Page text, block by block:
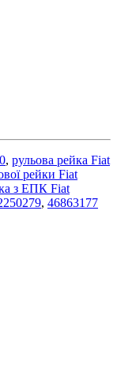
, рульова рейка Fiat
рейки Fiat
з ЕПК Fiat
, 46863177